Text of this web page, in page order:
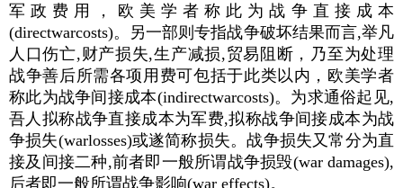
军政费用，欧美学者称此为战争直接成本
(directwarcosts)。另一部则专指战争破坏结果而言,举凡
人口伤亡,财产损失,生产减损,贸易阻断，乃至为处理
战争善后所需各项用费可包括于此类以内，欧美学者
称此为战争间接成本(indirectwarcosts)。为求通俗起见,
吾人拟称战争直接成本为军费,拟称战争间接成本为战
争损失(warlosses)或遂简称损失。战争损失又常分为直
接及间接二种,前者即一般所谓战争损毁(war damages),
后者即一般所谓战争影响(war effects)。